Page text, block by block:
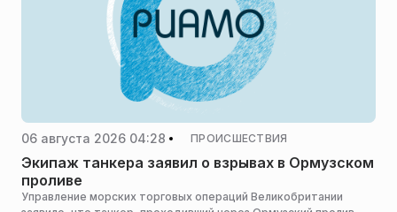
06 августа 2026 04:28 ПРОИСШЕСТВИЯ
Экипаж танкера заявил о взрывах в Ормузском
проливе
Управление морских торговых операций Великобритании